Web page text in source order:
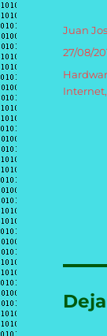
Autor
Juan
27/08/
Internet